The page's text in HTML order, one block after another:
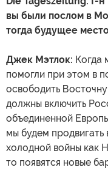
вы были послом в
тогда будущее
Джек Мэтлок: Когда
помогли при этом в
освободить
должны включить
объединенной
мы будем
холодной войны как
то появятся новые